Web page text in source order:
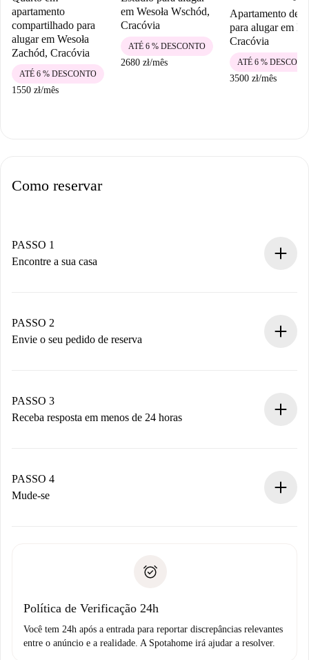
apartamento
compartilhado para
alugar em Wesoła
Zachód, Cracóvia
1550 zł/mês
ATÉ 6 % DESCONTO
em Wesoła Wschód,
Cracóvia
2680 zł/mês
ATÉ 6 % DESCONTO
Apartamento de
para alugar em
Cracóvia
3500 zł/mês
ATÉ 6 %
Como reservar
PASSO 1
Encontre a sua casa
Você tem todas as informações necessárias
antecipadamente.
PASSO 2
Envie o seu pedido de reserva
Não cobramos nada até que o proprietário confirme.
PASSO 3
Receba resposta em menos de 24 horas
proprietário.
Se recusada: não cobraremos nada e ofereceremos
Débito direto bancário
PASSO 4
Mude-se
não comunicar nenhum problema.
Política de Verificação 24h
Você tem 24h após a entrada para reportar discrepâncias relevantes
entre o anúncio e a realidade. A Spotahome irá ajudar a resolver.